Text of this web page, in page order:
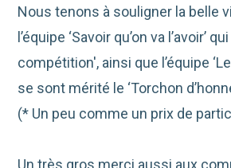
Nous tenons à souligner la belle
l’équipe ‘Savoir qu’on va l’avoir’
compétition', ainsi que l’équipe
se sont mérité le ‘Torchon
(* Un peu comme un prix de
Un très gros merci aussi aux